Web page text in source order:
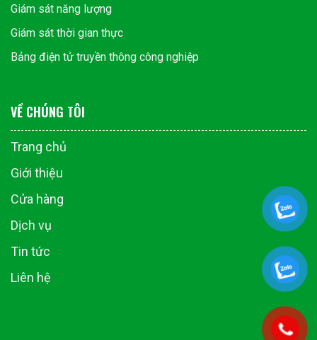
Giám sát năng lượng
Giám sát thời gian thực
Bảng điện tử truyền thông công nghiệp
VỀ CHÚNG TÔI
Trang chủ
Giới thiệu
Cửa hàng
Dịch vụ
Tin tức
Liên hệ